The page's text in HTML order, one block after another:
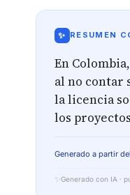
✨ RESUMEN
En
al no contar
la licencia
los
Generado a partir
✨ Generado con IA ·